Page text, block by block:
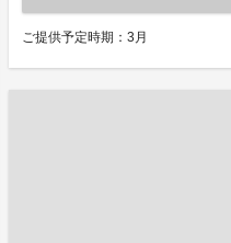
ご提供予定時期：3月